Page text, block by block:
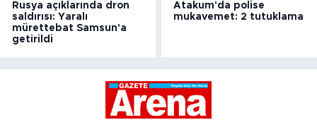
Rusya açıklarında dron
saldırısı: Yaralı
mürettebat Samsun'a
getirildi
Atakum'da polise
mukavemet: 2 tutuklama